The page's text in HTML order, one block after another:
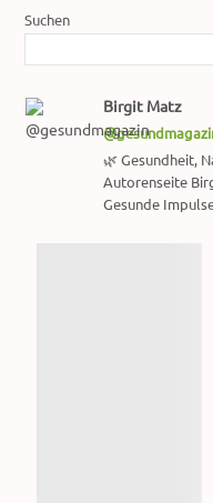
Suchen
Birgit Matz
🌿 Gesundheit,
Autorenseite
Gesunde